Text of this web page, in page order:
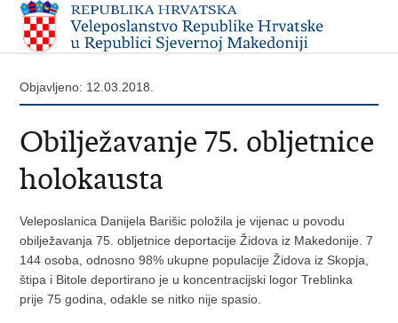
Objavljeno: 12.03.2018.
Obilježavanje 75. obljetnice
holokausta
Veleposlanica Danijela Barišic položila je vijenac u povodu
obilježavanja 75. obljetnice deportacije Židova iz Makedonije. 7
144 osoba, odnosno 98% ukupne populacije Židova iz Skopja,
štipa i Bitole deportirano je u koncentracijski logor Treblinka
prije 75 godina, odakle se nitko nije spasio.